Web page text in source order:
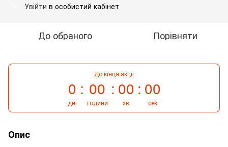
Увійти в особистий кабінет
До обраного Порівняти
До кінця акції
0
дні
00
години
00
хв
00
сек
Опис